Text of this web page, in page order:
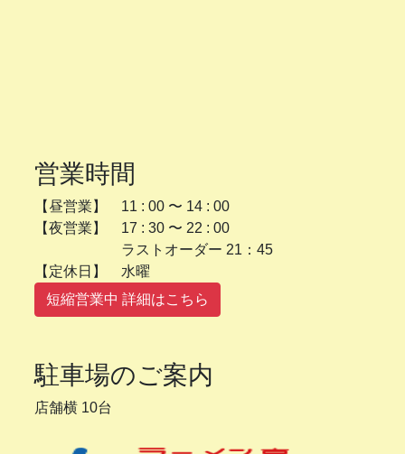
営業時間
【昼営業】 11 : 00 〜 14 : 00
【夜営業】 17 : 30 〜 22 : 00
ラストオーダー 21：45
【定休日】 水曜
短縮営業中 詳細はこちら
駐車場のご案内
店舗横 10台